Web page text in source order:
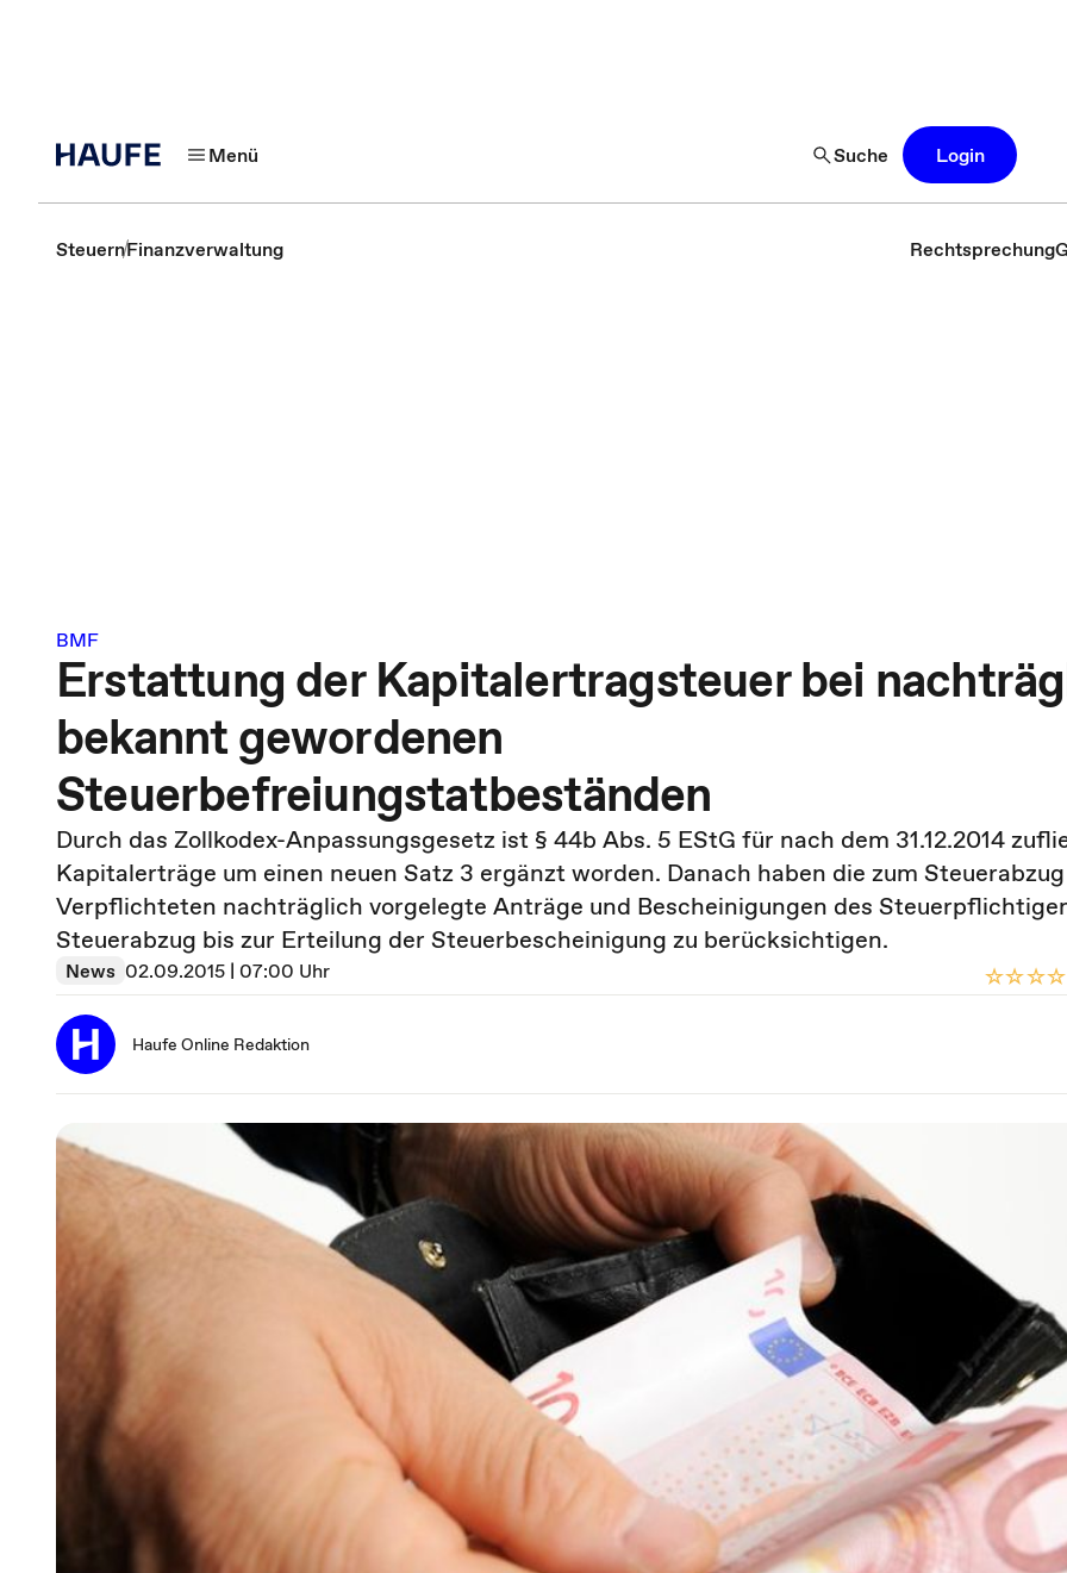
Menü Suche Login
SteuernFinanzverwaltung Rechtsprechung
BMF
Erstattung der Kapitalertragsteuer bei
bekannt gewordenen
Steuerbefreiungstatbeständen
Durch das Zollkodex-Anpassungsgesetz ist § 44b Abs. 5 EStG für nach dem 31.12.2014
Kapitalerträge um einen neuen Satz 3 ergänzt worden. Danach haben die zum Steuerabzug
Verpflichteten nachträglich vorgelegte Anträge und Bescheinigungen des
Steuerabzug bis zur Erteilung der Steuerbescheinigung zu berücksichtigen.
News 02.09.2015 | 07:00 Uhr
Haufe Online Redaktion